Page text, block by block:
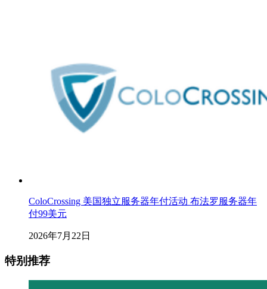
ColoCrossing 美国独立服务器年付活动 布法罗服务器年
付99美元
2026年7月22日
特别推荐